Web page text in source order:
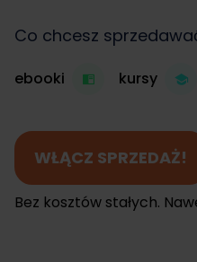
Co chcesz
ebooki kursy
WŁĄCZ SPRZEDAŻ!
Bez kosztów stałych.